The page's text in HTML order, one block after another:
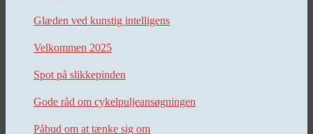
Glæden ved kunstig intelligens
Velkommen 2025
Spot på slikkepinden
Gode råd om cykelpuljeansøgningen
Påbud om at tænke sig om